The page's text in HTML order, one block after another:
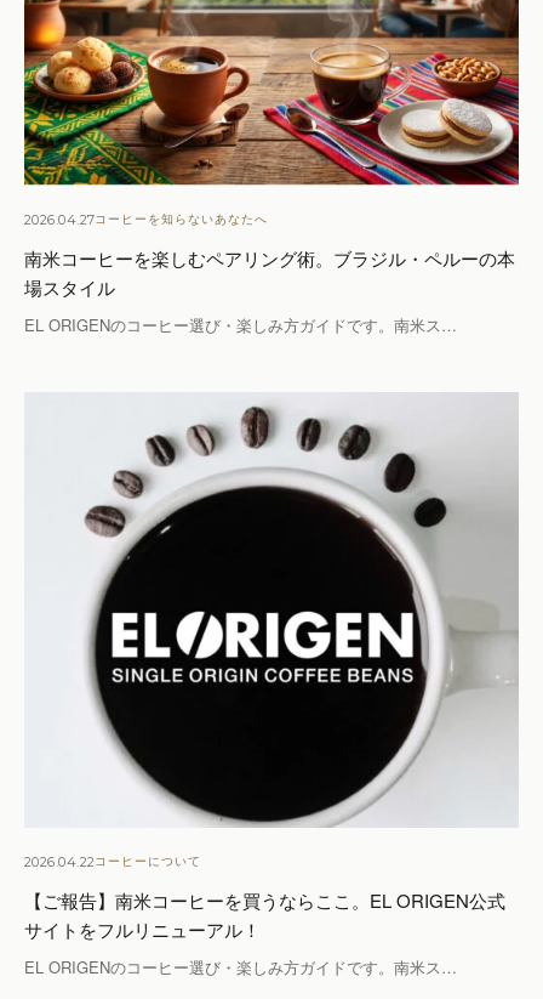
2026.04.27コーヒーを知らないあなたへ
南米コーヒーを楽しむペアリング術。ブラジル・ペルーの本
場スタイル
EL ORIGENのコーヒー選び・楽しみ方ガイドです。南米ス…
2026.04.22コーヒーについて
【ご報告】南米コーヒーを買うならここ。EL ORIGEN公式
サイトをフルリニューアル！
EL ORIGENのコーヒー選び・楽しみ方ガイドです。南米ス…